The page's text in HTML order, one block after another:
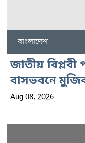
বাংলাদেশ
জাতীয়
বাসভবনে
Aug 08, 2026